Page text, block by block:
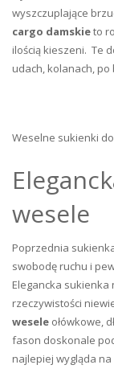
wyszczuplające
cargo damskieto
ilością kieszeni. Te
udach, kolanach, po
Weselne sukienki
wesele
Poprzednia
swobodę ruchu i
Elegancka
rzeczywistości
wesele ołówkowe,
fason doskonale
najlepiej wygląda